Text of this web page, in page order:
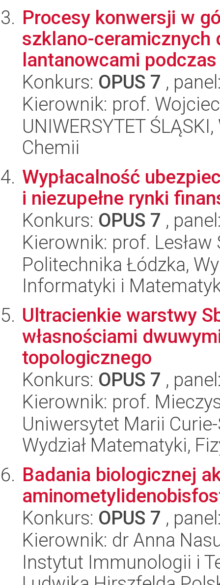
Procesy konwersji w
szklano-ceramicznych
lantanowcami
Konkurs: OPUS 7 ,
Kierownik: prof.
UNIWERSYTET
Chemii
Wypłacalność
i niezupełne rynki
Konkurs: OPUS 7 ,
Kierownik: prof. Lesław
Politechnika Łódzka,
Informatyki i
Ultracienkie warstwy
własnościami
topologicznego
Konkurs: OPUS 7 ,
Kierownik: prof.
Uniwersytet Marii
Wydział Matematyki,
Badania biologicznej
Konkurs: OPUS 7 ,
Kierownik: dr Anna
Instytut Immunologii i